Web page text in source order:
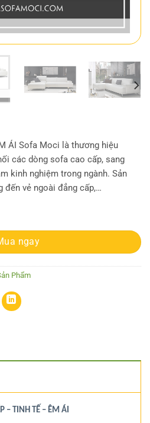
ÁI Sofa Moci là thương hiệu
các dòng sofa cao cấp, sang
kinh nghiệm trong ngành. Sản
đến vẻ ngoài đẳng cấp,…
ngay
Phẩm
– TINH TẾ – ÊM ÁI